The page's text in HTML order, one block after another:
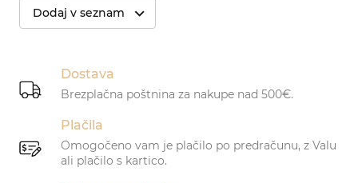
Dodaj v seznam
Dostava
Brezplačna poštnina za nakupe nad 500€.
Plačila
Omogočeno vam je plačilo po predračunu, z Valu
ali plačilo s kartico.